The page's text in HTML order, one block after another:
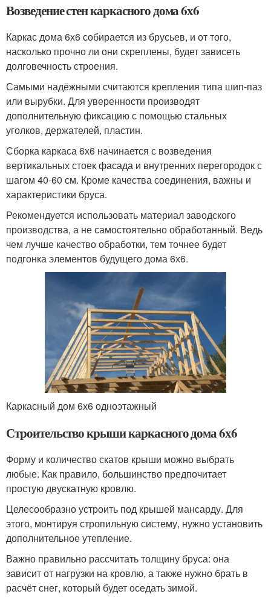
Возведение стен каркасного дома 6х6
Каркас дома 6х6 собирается из брусьев, и от того,
насколько прочно ли они скреплены, будет зависеть
долговечность строения.
Самыми надёжными считаются крепления типа шип-паз
или вырубки. Для уверенности производят
дополнительную фиксацию с помощью стальных
уголков, держателей, пластин.
Сборка каркаса 6х6 начинается с возведения
вертикальных стоек фасада и внутренних перегородок с
шагом 40-60 см. Кроме качества соединения, важны и
характеристики бруса.
Рекомендуется использовать материал заводского
производства, а не самостоятельно обработанный. Ведь
чем лучше качество обработки, тем точнее будет
подгонка элементов будущего дома 6х6.
Каркасный дом 6х6 одноэтажный
Строительство крыши каркасного дома 6х6
Форму и количество скатов крыши можно выбрать
любые. Как правило, большинство предпочитает
простую двускатную кровлю.
Целесообразно устроить под крышей мансарду. Для
этого, монтируя стропильную систему, нужно установить
дополнительное утепление.
Важно правильно рассчитать толщину бруса: она
зависит от нагрузки на кровлю, а также нужно брать в
расчёт снег, который будет оседать зимой.